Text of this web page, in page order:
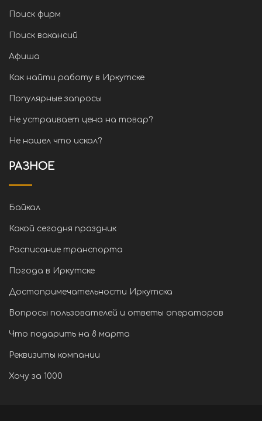
Поиск фирм
Поиск вакансий
Афиша
Как найти работу в Иркутске
Популярные запросы
Не устраивает цена на товар?
Не нашел что искал?
РАЗНОЕ
Байкал
Какой сегодня праздник
Расписание транспорта
Погода в Иркутске
Достопримечательности Иркутска
Вопросы пользователей и ответы операторов
Что подарить на 8 марта
Реквизиты компании
Хочу за 1000